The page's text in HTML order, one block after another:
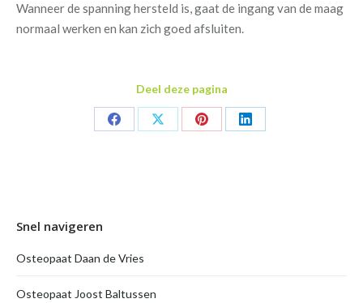
Wanneer de spanning hersteld is, gaat de ingang van de maag
normaal werken en kan zich goed afsluiten.
Deel deze pagina
Share
Share
Share
Share
Snel navigeren
Osteopaat Daan de Vries
Osteopaat Joost Baltussen